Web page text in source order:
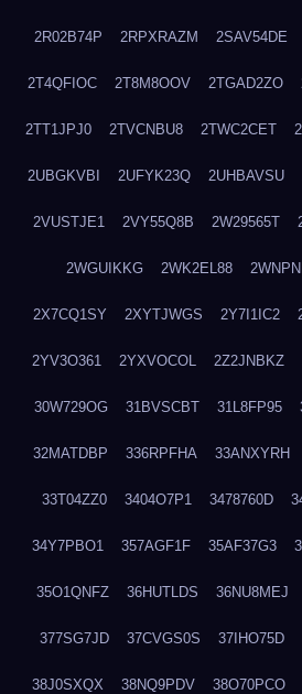
2R02B74P 2RPXRAZM 2SAV54DE
2T4QFIOC 2T8M8OOV 2TGAD2ZO
2TT1JPJ0 2TVCNBU8 2TWC2CET
2UBGKVBI 2UFYK23Q 2UHBAVSU
2VUSTJE1 2VY55Q8B 2W29565T
2WGUIKKG 2WK2EL88
2X7CQ1SY 2XYTJWGS 2Y7I1IC2
2YV3O361 2YXVOCOL 2Z2JNBKZ
30W729OG 31BVSCBT 31L8FP95
32MATDBP 336RPFHA 33ANXYRH
33T04ZZ0 3404O7P1 3478760D
34Y7PBO1 357AGF1F 35AF37G3
35O1QNFZ 36HUTLDS 36NU8MEJ
377SG7JD 37CVGS0S 37IHO75D
38J0SXQX 38NQ9PDV 38O70PCO